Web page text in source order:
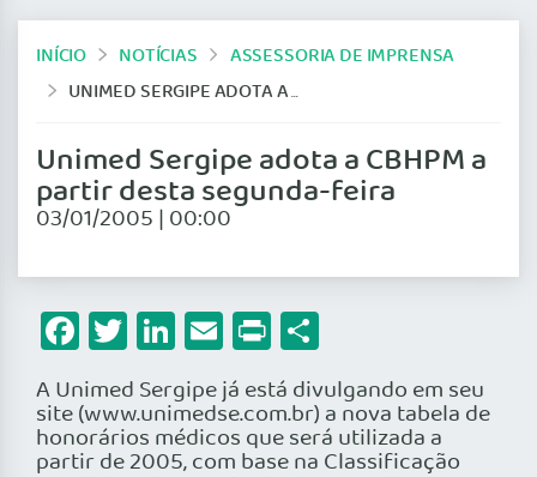
INÍCIO NOTÍCIAS
ASSESSORIA DE IMPRENSA
UNIMED SERGIPE ADOTA A CBHPM A PARTIR DESTA SEGUNDA-FEIRA
Unimed Sergipe adota a CBHPM a
partir desta segunda-feira
03/01/2005 | 00:00
Facebook
Twitter
LinkedIn
Email
Print
A Unimed Sergipe já está divulgando em seu
site (www.unimedse.com.br) a nova tabela de
honorários médicos que será utilizada a
partir de 2005, com base na Classificação